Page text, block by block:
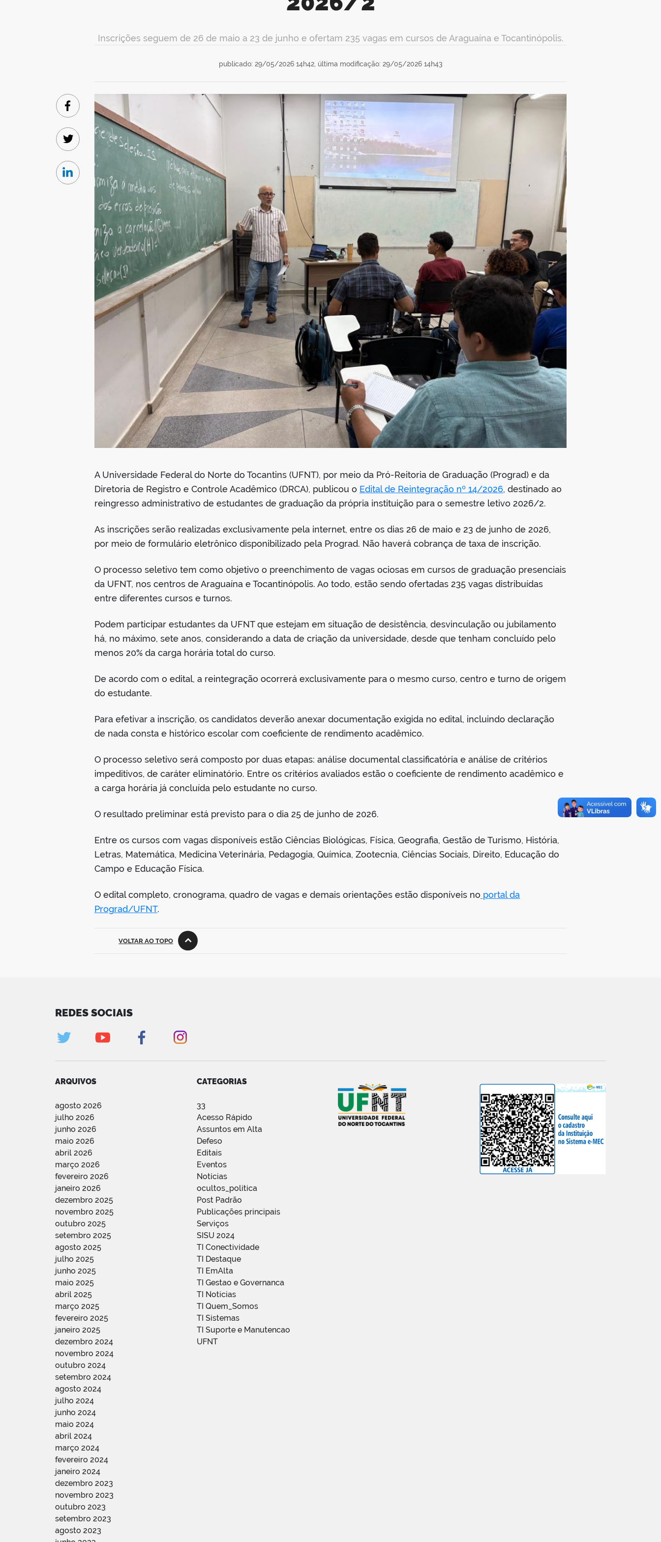
Inscrições seguem de 26 de maio a 23 de junho e ofertam 235 vagas em cursos de Araguaína e Tocantinópolis.
publicado: 29/05/2026 14h42, última modificação: 29/05/2026 14h43
A Universidade Federal do Norte do Tocantins (UFNT), por meio da Pró-Reitoria de Graduação (Prograd) e da
Diretoria de Registro e Controle Acadêmico (DRCA), publicou o Edital de Reintegração nº 14/2026, destinado ao
reingresso administrativo de estudantes de graduação da própria instituição para o semestre letivo 2026/2.
As inscrições serão realizadas exclusivamente pela internet, entre os dias 26 de maio e 23 de junho de 2026,
por meio de formulário eletrônico disponibilizado pela Prograd. Não haverá cobrança de taxa de inscrição.
O processo seletivo tem como objetivo o preenchimento de vagas ociosas em cursos de graduação presenciais
da UFNT, nos centros de Araguaína e Tocantinópolis. Ao todo, estão sendo ofertadas 235 vagas distribuídas
entre diferentes cursos e turnos.
Podem participar estudantes da UFNT que estejam em situação de desistência, desvinculação ou jubilamento
há, no máximo, sete anos, considerando a data de criação da universidade, desde que tenham concluído pelo
menos 20% da carga horária total do curso.
De acordo com o edital, a reintegração ocorrerá exclusivamente para o mesmo curso, centro e turno de origem
do estudante.
Para efetivar a inscrição, os candidatos deverão anexar documentação exigida no edital, incluindo declaração
de nada consta e histórico escolar com coeficiente de rendimento acadêmico.
O processo seletivo será composto por duas etapas: análise documental classificatória e análise de critérios
impeditivos, de caráter eliminatório. Entre os critérios avaliados estão o coeficiente de rendimento acadêmico e
a carga horária já concluída pelo estudante no curso.
O resultado preliminar está previsto para o dia 25 de junho de 2026.
Entre os cursos com vagas disponíveis estão Ciências Biológicas, Física, Geografia, Gestão de Turismo, História,
Letras, Matemática, Medicina Veterinária, Pedagogia, Química, Zootecnia, Ciências Sociais, Direito, Educação do
Campo e Educação Física.
O edital completo, cronograma, quadro de vagas e demais orientações estão disponíveis no portal da
Prograd/UFNT.
Facebook
Twitter
Linkedin
VOLTAR AO TOPO
REDES SOCIAIS
ARQUIVOS
agosto 2026
julho 2026
junho 2026
maio 2026
abril 2026
março 2026
fevereiro 2026
janeiro 2026
dezembro 2025
novembro 2025
outubro 2025
setembro 2025
agosto 2025
julho 2025
junho 2025
maio 2025
abril 2025
março 2025
fevereiro 2025
janeiro 2025
dezembro 2024
novembro 2024
outubro 2024
setembro 2024
agosto 2024
julho 2024
junho 2024
maio 2024
abril 2024
março 2024
fevereiro 2024
janeiro 2024
dezembro 2023
novembro 2023
outubro 2023
setembro 2023
agosto 2023
CATEGORIAS
33
Acesso Rápido
Assuntos em Alta
Defeso
Editais
Eventos
Notícias
ocultos_politica
Post Padrão
Publicações principais
Serviços
SISU 2024
TI Conectividade
TI Destaque
TI EmAlta
TI Gestao e Governanca
TI Noticias
TI Quem_Somos
TI Sistemas
TI Suporte e Manutencao
UFNT